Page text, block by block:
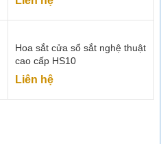
Hoa sắt cửa sổ sắt nghệ thuật
cao cấp HS10
Liên hệ